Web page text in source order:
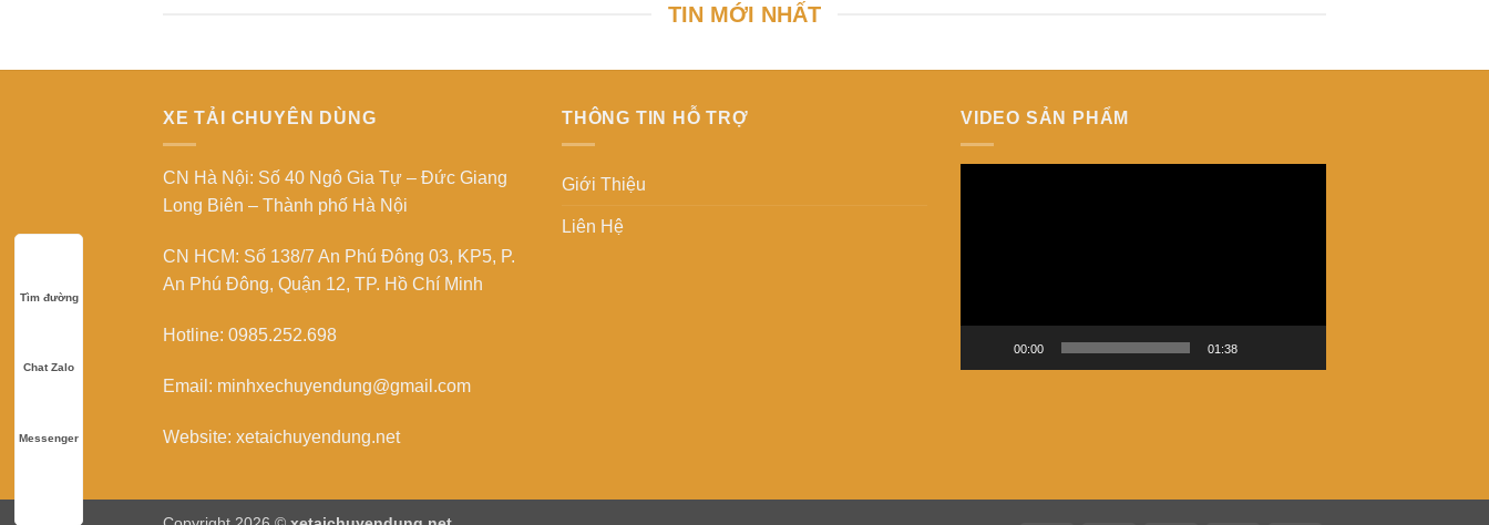
TIN MỚI NHẤT
XE TẢI CHUYÊN DÙNG
CN Hà Nội: Số 40 Ngô Gia Tự – Đức Giang
Long Biên – Thành phố Hà Nội
CN HCM: Số 138/7 An Phú Đông 03, KP5, P.
An Phú Đông, Quận 12, TP. Hồ Chí Minh
Hotline: 0985.252.698
Email: minhxechuyendung@gmail.com
Website: xetaichuyendung.net
THÔNG TIN HỖ TRỢ
Giới Thiệu
Liên Hệ
VIDEO SẢN PHẨM
00:00 01:38
Tìm đường
Chat Zalo
Messenger